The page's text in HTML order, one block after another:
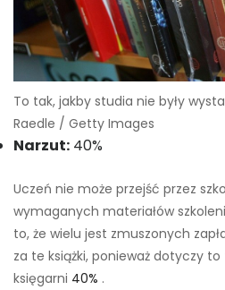
To tak, jakby studia nie były
Raedle / Getty Images
Narzut: 40%
Uczeń nie może przejść przez
wymaganych materiałów
to, że wielu jest zmuszonych
za te książki, ponieważ dotyczy
księgarni 40% .